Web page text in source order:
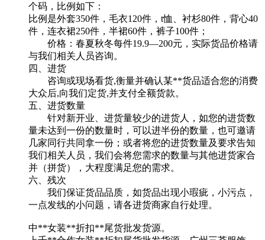
个码，比例如下：
比例是外套350件，毛衣120件，t恤、衬杉80件，背心40
件，连衣裙250件，半裙60件，裤子100件；
价格：春夏秋冬每件19.9—200元，实际货品价格请
与我们相关人员咨询。
四、进货
咨询或现场看货,衡量并确认某**货品适合您的消费
大众后,向我们定货,并支付全额货款。
五、进货数量
针对新开业、进货量较少的进货人，如您的进货数
量未达到一份的数量时，可以进半份的数量，也可邀请
几家同行共同拿一份；或者将您的进货数量及要求告知
我们相关人员，我们会将您需求的数量与其他进货家合
并（拼货），大程度满足您的需求。
六、残次
我们保证货品品质，如货品出现小瑕疵，小污点，
一点发线的小问题，请各进货商家自行处理。
中**女装**折扣**尾货批发货源。